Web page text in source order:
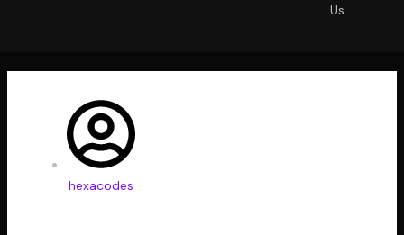
Us
hexacodes